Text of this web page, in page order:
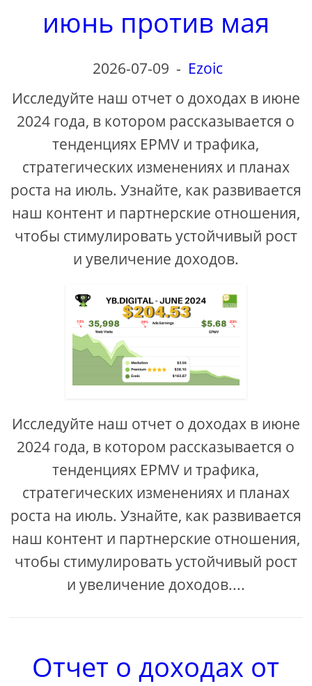
июнь против мая
2026-07-09 - Ezoic
Исследуйте наш отчет о доходах в июне
2024 года, в котором рассказывается о
тенденциях EPMV и трафика,
стратегических изменениях и планах
роста на июль. Узнайте, как развивается
наш контент и партнерские отношения,
чтобы стимулировать устойчивый рост
и увеличение доходов.
Исследуйте наш отчет о доходах в июне
2024 года, в котором рассказывается о
тенденциях EPMV и трафика,
стратегических изменениях и планах
роста на июль. Узнайте, как развивается
наш контент и партнерские отношения,
чтобы стимулировать устойчивый рост
и увеличение доходов....
Отчет о доходах от